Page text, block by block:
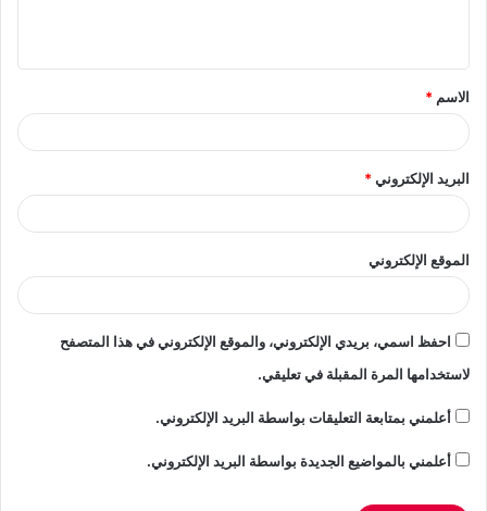
ق
*
الاسم *
البريد الإلكتروني*
الموقع الإلكتروني
احفظ اسمي، بريدي الإلكتروني، والموقع الإلكتروني في هذا المتصفح
لاستخدامها المرة المقبلة في تعليقي.
أعلمني بمتابعة التعليقات بواسطة البريد الإلكتروني.
أعلمني بالمواضيع الجديدة بواسطة البريد الإلكتروني.